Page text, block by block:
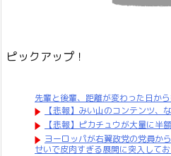
ピックアップ！
先輩と後輩、距離が変わった日か
【悲報】みい山のコンテンツ、
【悲報】ピカチュウが大量に半額
ヨーロッパが右翼政党の党員か
せいで皮肉すぎる展開に突入して